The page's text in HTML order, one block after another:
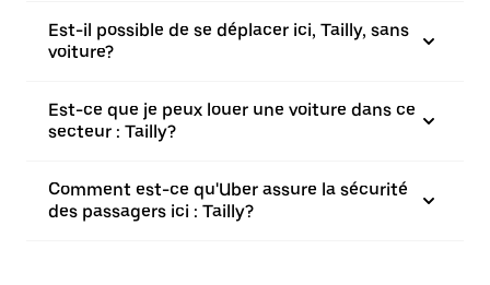
Est-il possible de se déplacer ici, Tailly, sans
voiture?
Est-ce que je peux louer une voiture dans ce
secteur : Tailly?
Comment est-ce qu'Uber assure la sécurité
des passagers ici : Tailly?